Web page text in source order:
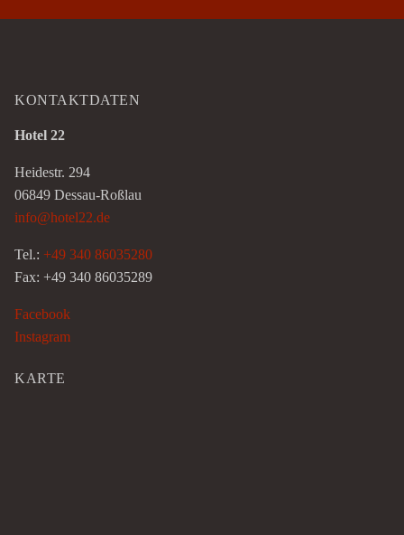
KONTAKTDATEN
Hotel 22
Heidestr. 294
06849 Dessau-Roßlau
info@hotel22.de
Tel.: +49 340 86035280
Fax: +49 340 86035289
Facebook
Instagram
KARTE